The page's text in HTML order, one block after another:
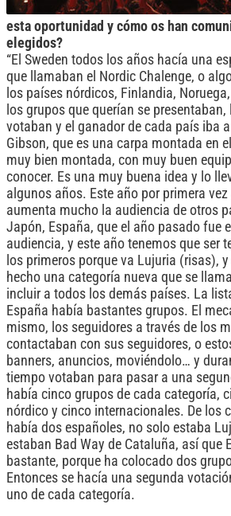
esta oportunidad y cómo os han
elegidos?
“El Sweden todos los años hacía una
que llamaban el Nordic Chalenge, o
los países nórdicos, Finlandia,
los grupos que querían se
votaban y el ganador de cada país iba
Gibson, que es una carpa montada en
muy bien montada, con muy buen
conocer. Es una muy buena idea y lo
algunos años. Este año por primera
aumenta mucho la audiencia de otros
Japón, España, que el año pasado fue
audiencia, y este año tenemos que ser
los primeros porque va Lujuria (risas),
hecho una categoría nueva que se
incluir a todos los demás países. La
España había bastantes grupos. El
mismo, los seguidores a través de los
contactaban con sus seguidores, o
banners, anuncios, moviéndolo… y
tiempo votaban para pasar a una
había cinco grupos de cada categoría,
nórdico y cinco internacionales. De los
había dos españoles, no solo estaba
estaban Bad Way de Cataluña, así que
bastante, porque ha colocado dos
Entonces se hacía una segunda
uno de cada categoría.